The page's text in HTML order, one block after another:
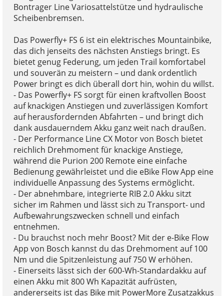
Bontrager Line Variosattelstütze und hydraulische
Scheibenbremsen.
Das Powerfly+ FS 6 ist ein elektrisches Mountainbike,
das dich jenseits des nächsten Anstiegs bringt. Es
bietet genug Federung, um jeden Trail komfortabel
und souverän zu meistern – und dank ordentlich
Power bringt es dich überall dort hin, wohin du willst.
- Das Powerfly+ FS sorgt für einen kraftvollen Boost
auf knackigen Anstiegen und zuverlässigen Komfort
auf herausfordernden Abfahrten – und bringt dich
dank ausdauerndem Akku ganz weit nach draußen.
- Der Performance Line CX Motor von Bosch bietet
reichlich Drehmoment für knackige Anstiege,
während die Purion 200 Remote eine einfache
Bedienung gewährleistet und die eBike Flow App eine
individuelle Anpassung des Systems ermöglicht.
- Der abnehmbare, integrierte RIB 2.0 Akku sitzt
sicher im Rahmen und lässt sich zu Transport- und
Aufbewahrungszwecken schnell und einfach
entnehmen.
- Du brauchst noch mehr Boost? Mit der e-Bike Flow
App von Bosch kannst du das Drehmoment auf 100
Nm und die Spitzenleistung auf 750 W erhöhen.
- Einerseits lässt sich der 600-Wh-Standardakku auf
einen Akku mit 800 Wh Kapazität aufrüsten,
andererseits ist das Bike mit PowerMore Zusatzakkus